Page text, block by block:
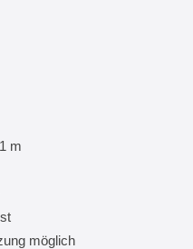
m
möglich